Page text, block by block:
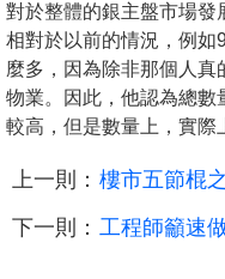
們
對於整體的銀主盤市場發
相對於以前的情況，例如
麼多，因為除非那個人真
物業。因此，他認為總數
較高，但是數量上，實際
上一則： 樓市五節棍
下一則： 工程師籲速